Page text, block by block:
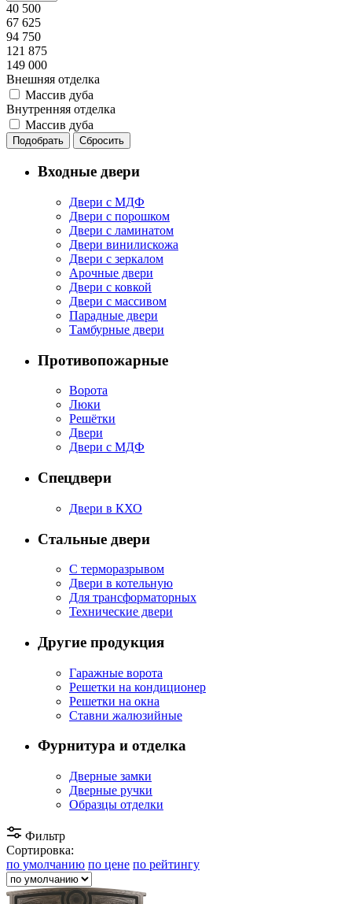
40 500
67 625
94 750
121 875
149 000
Внешняя отделка
Массив дуба
Внутренняя отделка
Массив дуба
Входные двери
Двери с МДФ
Двери с порошком
Двери с ламинатом
Двери винилискожа
Двери с зеркалом
Арочные двери
Двери с ковкой
Двери с массивом
Парадные двери
Тамбурные двери
Противопожарные
Ворота
Люки
Решётки
Двери
Двери с МДФ
Спецдвери
Двери в КХО
Стальные двери
С терморазрывом
Двери в котельную
Для трансформаторных
Технические двери
Другие продукция
Гаражные ворота
Решетки на кондиционер
Решетки на окна
Ставни жалюзийные
Фурнитура и отделка
Дверные замки
Дверные ручки
Образцы отделки
Фильтр
Сортировка:
по умолчанию по цене по рейтингу